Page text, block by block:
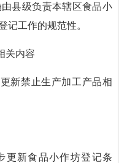
县级负责本辖区食品小
记工作的规范性。
关内容
新禁止生产加工产品相
更新食品小作坊登记条